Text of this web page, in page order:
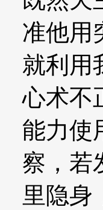
准他用
就利用
心术不
能力使
察，若
里隐身